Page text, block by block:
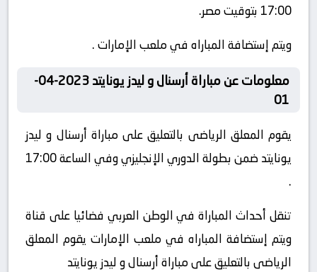
17:00 بتوقيت مصر.
ويتم إستضافة المباراه في ملعب الإمارات .
معلومات عن مباراة أرسنال و ليدز يونايتد 2023-04-
01
يقوم المعلق الرياضى بالتعليق على مباراة أرسنال و ليدز
يونايتد ضمن بطولة الدوري الإنجليزي وفي الساعة 17:00
.
تنقل أحداث المباراة في الوطن العربي فضائيا على قناة
ويتم إستضافة المباراه في ملعب الإمارات يقوم المعلق
الرياضى بالتعليق على مباراة أرسنال و ليدز يونايتد